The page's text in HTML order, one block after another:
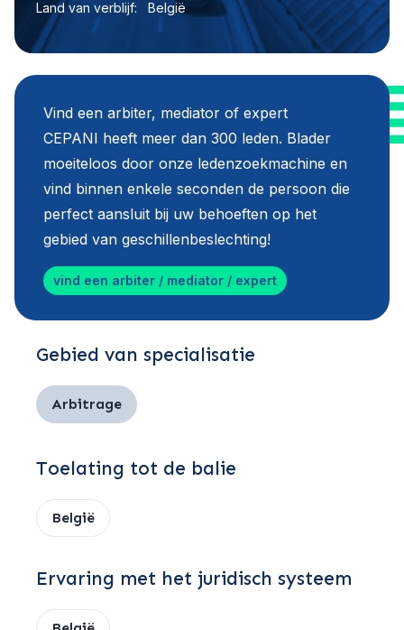
Land van verblijf:
België
Vind een arbiter, mediator of expert
CEPANI heeft meer dan 300 leden. Blader
moeiteloos door onze ledenzoekmachine en
vind binnen enkele seconden de persoon die
perfect aansluit bij uw behoeften op het
gebied van geschillenbeslechting!
vind een arbiter / mediator / expert
Gebied van specialisatie
Arbitrage
Toelating tot de balie
België
Ervaring met het juridisch systeem